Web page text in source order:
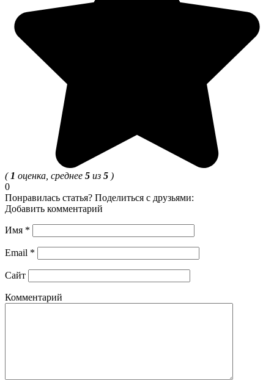
( 1 оценка, среднее 5 из 5 )
0
Понравилась статья? Поделиться с друзьями:
Добавить комментарий
Имя *
Email *
Сайт
Комментарий